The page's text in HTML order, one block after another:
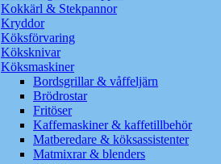
Kokkärl & Stekpannor
Kryddor
Köksförvaring
Köksknivar
Köksmaskiner
Bordsgrillar & våffeljärn
Brödrostar
Fritöser
Kaffemaskiner & kaffetillbehör
Matberedare & köksassistenter
Matmixrar & blenders